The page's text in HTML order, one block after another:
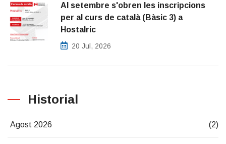
Al setembre s'obren les inscripcions
per al curs de català (Bàsic 3) a
Hostalric
20 Jul, 2026
Historial
Agost 2026 (2)